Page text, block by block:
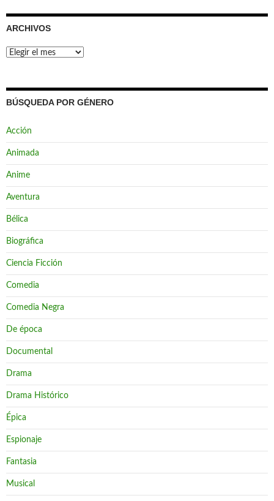
ARCHIVOS
Archivos
BÚSQUEDA POR GÉNERO
Acción
Animada
Anime
Aventura
Bélica
Biográfica
Ciencia Ficción
Comedia
Comedia Negra
De época
Documental
Drama
Drama Histórico
Épica
Espionaje
Fantasia
Musical